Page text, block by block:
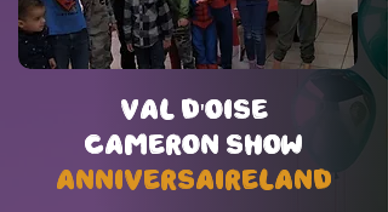
val d'oise
Cameron Show
AnniversaireLand
val d'oise
Cameron Show
AnniversaireLand